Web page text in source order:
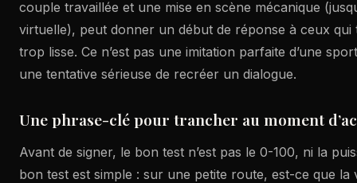
couple travaillée et une mise en scène mécanique
virtuelle), peut donner un début de réponse à ceux qui
trop lisse. Ce n’est pas une imitation parfaite d’une
une tentative sérieuse de recréer un dialogue.
Une phrase-clé pour trancher au moment
Avant de signer, le bon test n’est pas le 0-100, ni la
bon test est simple : sur une petite route, est-ce que la